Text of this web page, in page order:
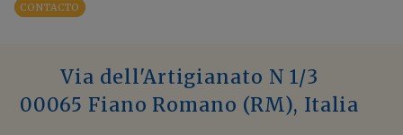
CONTACTO
Via dell'Artigianato N 1/3
00065 Fiano Romano (RM), Italia